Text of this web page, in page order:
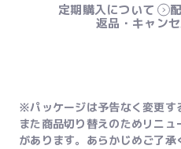
定期購入について
返品・キャン
※パッケージは予告なく変更す
また商品切り替えのためリニ
があります。あらかじめご了承